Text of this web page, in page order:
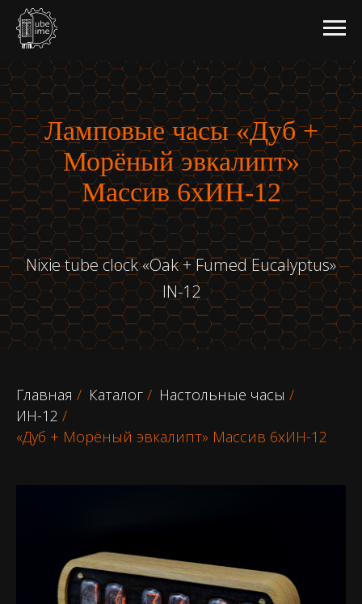
Ламповые часы «Дуб +
Морёный эвкалипт»
Массив 6хИН-12
Nixie tube clock «Oak + Fumed Eucalyptus»
IN-12
Главная / Каталог / Настольные часы /
ИН-12 /
«Дуб + Морёный эвкалипт» Массив 6хИН-12